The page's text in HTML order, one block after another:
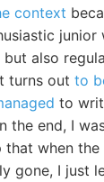
context
junior
but also
turns out to
to
the end, I
that when
gone, I just